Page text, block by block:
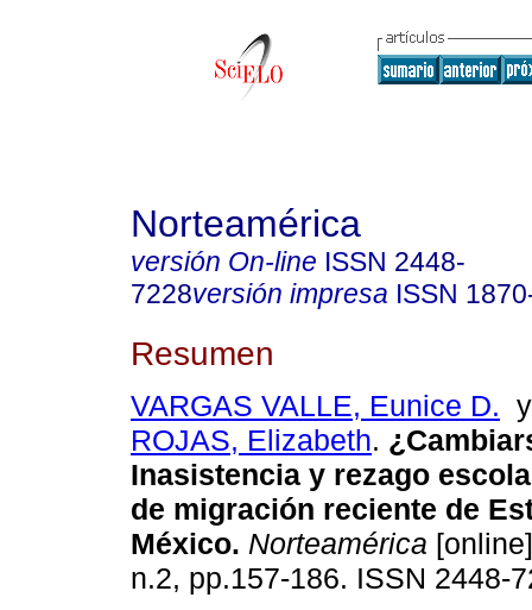
Norteamérica
versión On-line ISSN 2448-
7228versión impresa ISSN
Resumen
VARGAS VALLE, Eunice D.
ROJAS, Elizabeth.
Inasistencia y rezago
de migración reciente de
México. Norteamérica
n.2, pp.157-186. ISSN 2448-